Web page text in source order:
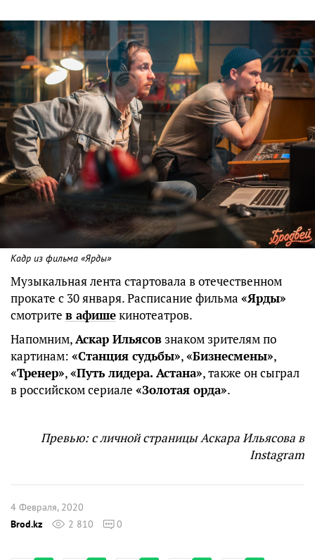
Кадр из фильма «Ярды»
Музыкальная лента стартовала в отечественном
прокате с 30 января. Расписание фильма «Ярды»
смотрите в афишекинотеатров.
Напомним,Аскар Ильясов знаком зрителям по
картинам: «Станция судьбы»,«Бизнесмены»,
«Тренер»,«Путь лидера. Астана», также он сыграл
в российском сериале «Золотая орда».
Превью: с личной страницы Аскара Ильясова в
Instagram
4 Февраля, 2020
Brod.kz
2 810 0